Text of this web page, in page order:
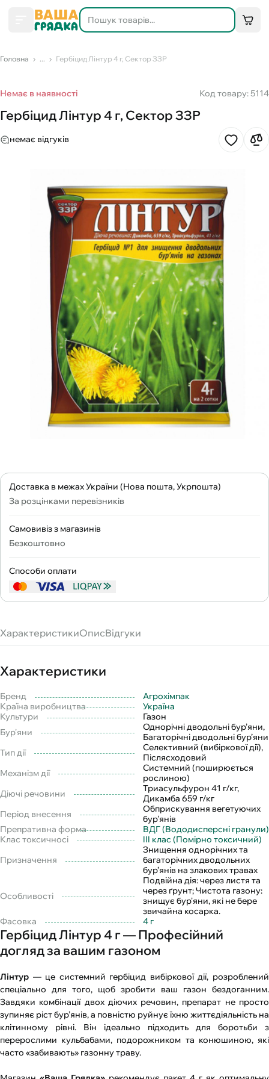
Головна ... Гербіцид Лінтур 4 г, Сектор ЗЗР
Немає в наявності Код товару: 5114
Гербіцид Лінтур 4 г, Сектор ЗЗР
немає відгуків
Доставка в межах України (Нова пошта, Укрпошта)
За розцінками перевізників
Самовивіз з магазинів
Безкоштовно
Способи оплати
ХарактеристикиОписВідгуки
Характеристики
Бренд
Агрохімпак
Країна виробництва
Україна
Культури
Газон
Бур'яни
Однорічні дводольні бур’яни,
Багаторічні дводольні бур’яни
Тип дії
Селективний (вибіркової дії),
Післясходовий
Механізм дії
Системний (поширюється
рослиною)
Діючі речовини
Триасульфурон 41 г/кг,
Дикамба 659 г/кг
Період внесення
Обприскування вегетуючих
бур'янів
Препративна форма
ВДГ (Вододисперсні гранули)
Клас токсичносі
III клас (Помірно токсичний)
Призначення
Знищення однорічних та
багаторічних дводольних
бур’янів на злакових травах
Особливості
Подвійна дія: через листя та
через ґрунт; Чистота газону:
знищує бур'яни, які не бере
звичайна косарка.
Фасовка
4 г
Гербіцид Лінтур 4 г — Професійний
догляд за вашим газоном
Лінтур — це системний гербіцид вибіркової дії, розроблений
спеціально для того, щоб зробити ваш газон бездоганним.
Завдяки комбінації двох діючих речовин, препарат не просто
зупиняє ріст бур’янів, а повністю руйнує їхню життєдіяльність на
клітинному рівні. Він ідеально підходить для боротьби з
перерослими кульбабами, подорожником та конюшиною, які
часто «забивають» газонну траву.